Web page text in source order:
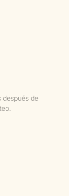
después de